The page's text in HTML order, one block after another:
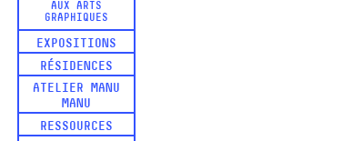
AUX ARTS
GRAPHIQUES
EXPOSITIONS
RÉSIDENCES
ATELIER MANU
MANU
RESSOURCES